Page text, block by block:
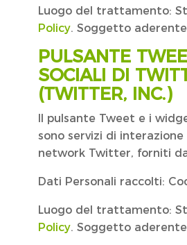
Luogo del trattamento:
Policy. Soggetto
PULSANTE
SOCIALI DI
(TWITTER, INC.)
Il pulsante Tweet e i
sono servizi di interazione
network Twitter, forniti
Dati Personali raccolti:
Luogo del trattamento:
Policy. Soggetto